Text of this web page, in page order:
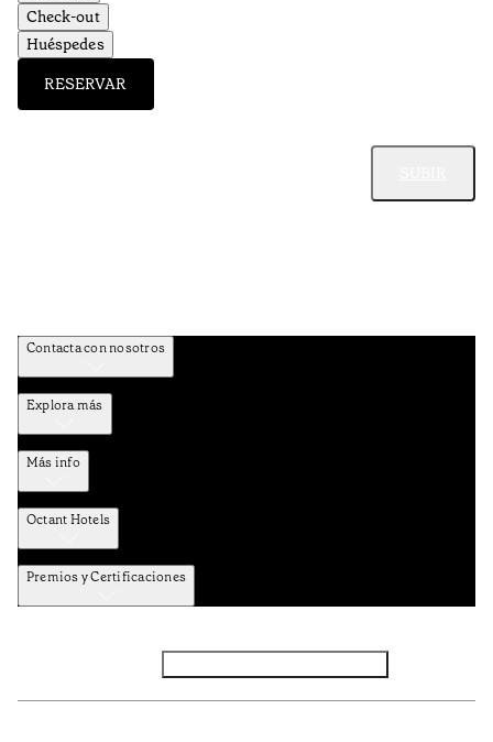
Check-out
Huéspedes
RESERVAR
Contacta con nosotros
Explora más
Más info
Octant Hotels
Premios y Certificaciones